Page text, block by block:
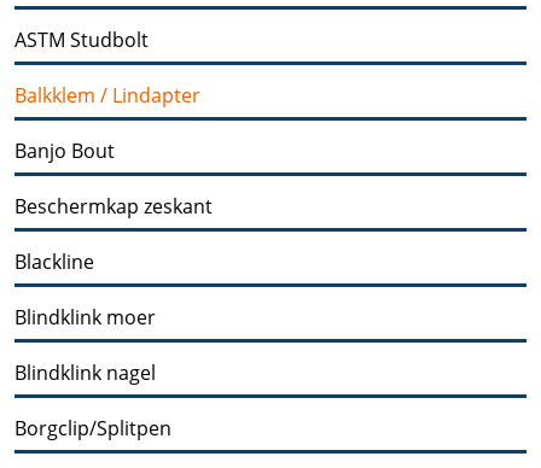
ASTM Studbolt
Balkklem / Lindapter
Banjo Bout
Beschermkap zeskant
Blackline
Blindklink moer
Blindklink nagel
Borgclip/Splitpen